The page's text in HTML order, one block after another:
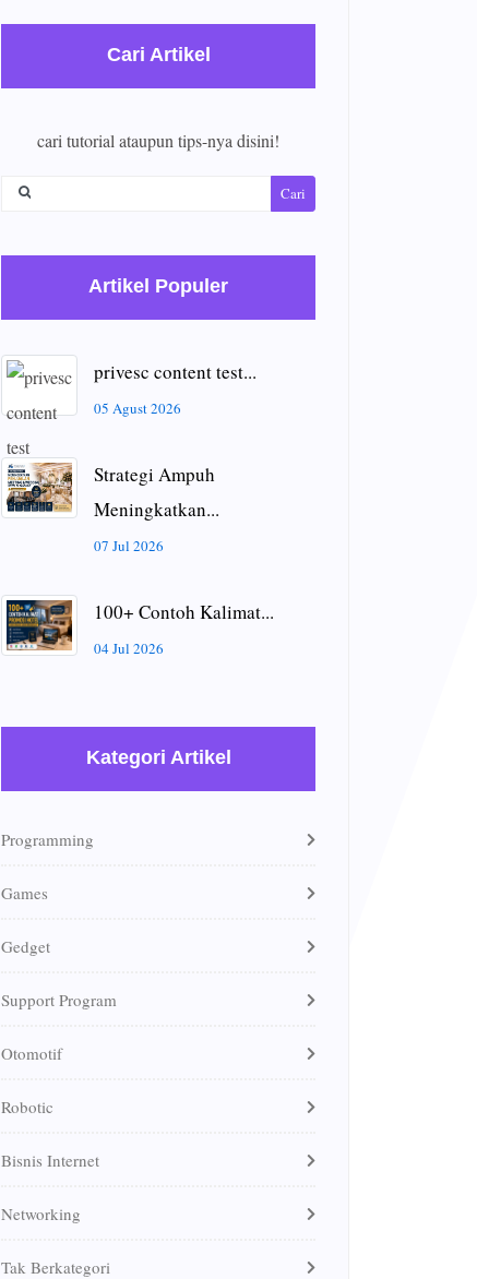
Cari Artikel
cari tutorial ataupun tips-nya disini!
Cari
Artikel Populer
privesc content test...
05 Agust 2026
Strategi Ampuh
Meningkatkan...
07 Jul 2026
100+ Contoh Kalimat...
04 Jul 2026
Kategori Artikel
Programming
Games
Gedget
Support Program
Otomotif
Robotic
Bisnis Internet
Networking
Tak Berkategori